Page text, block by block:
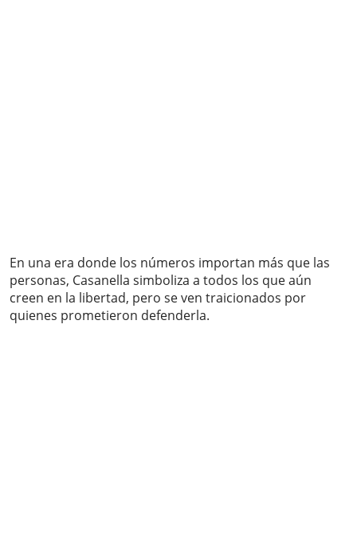
En una era donde los números importan más que las
personas, Casanella simboliza a todos los que aún
creen en la libertad, pero se ven traicionados por
quienes prometieron defenderla.